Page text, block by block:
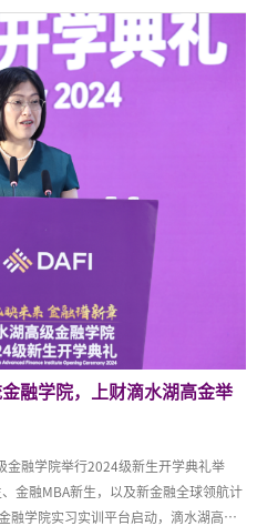
片区联合上财滴水湖高级金融学院启
高级人才聚集。 在12月8日举办的第
学校长、上财滴水湖高级金融学院院长
次计划特设的包括两类奖学金，分别
学金”。 在此基础上，为鼓励学生投
金”……更多内容详见：
2023-12-08/119490.shtml
融学院，上财滴水湖高金举
金融学院举行2024级新生开学典礼举
金融MBA新生，以及新金融全球领航计
融学院实习实训平台启动，滴水湖高级